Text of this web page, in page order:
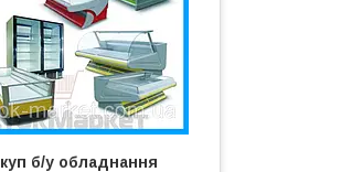
куп б/у обладнання